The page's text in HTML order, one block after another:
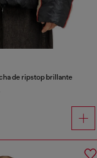
de ripstop brillante